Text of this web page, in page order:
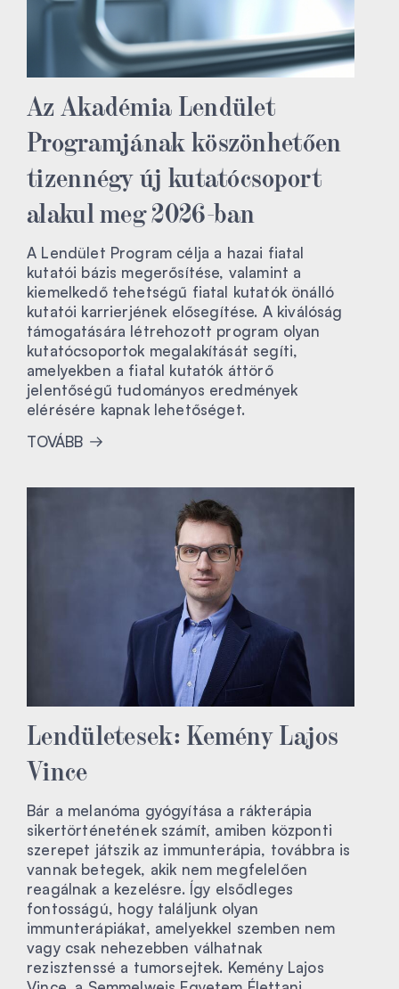
Az Akadémia Lendület
Programjának köszönhetően
tizennégy új kutatócsoport
alakul meg 2026-ban
A Lendület Program célja a hazai fiatal
kutatói bázis megerősítése, valamint a
kiemelkedő tehetségű fiatal kutatók önálló
kutatói karrierjének elősegítése. A kiválóság
támogatására létrehozott program olyan
kutatócsoportok megalakítását segíti,
amelyekben a fiatal kutatók áttörő
jelentőségű tudományos eredmények
elérésére kapnak lehetőséget.
TOVÁBB
Lendületesek: Kemény Lajos
Vince
Bár a melanóma gyógyítása a rákterápia
sikertörténetének számít, amiben központi
szerepet játszik az immunterápia, továbbra is
vannak betegek, akik nem megfelelően
reagálnak a kezelésre. Így elsődleges
fontosságú, hogy találjunk olyan
immunterápiákat, amelyekkel szemben nem
vagy csak nehezebben válhatnak
rezisztenssé a tumorsejtek. Kemény Lajos